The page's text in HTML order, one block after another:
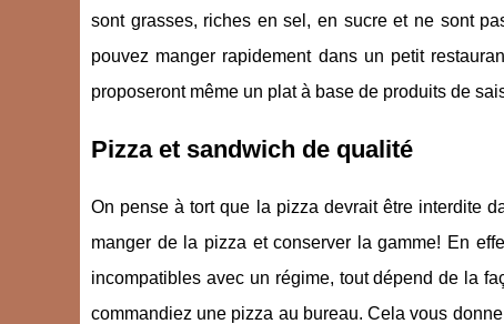
sont grasses, riches en sel, en sucre et ne sont
pouvez manger rapidement dans un petit
proposeront même un plat à base de produits de
Pizza et sandwich de qualité
On pense à tort que la pizza devrait être interdite
manger de la pizza et conserver la gamme! En
incompatibles avec un régime, tout dépend de la
commandiez une pizza au bureau. Cela vous